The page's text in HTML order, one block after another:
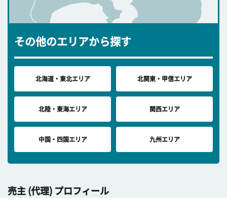
その他のエリアから探す
北海道・東北エリア 北関東・甲信エリア
北陸・東海エリア 関西エリア
中国・四国エリア 九州エリア
売主 (代理) プロフィール